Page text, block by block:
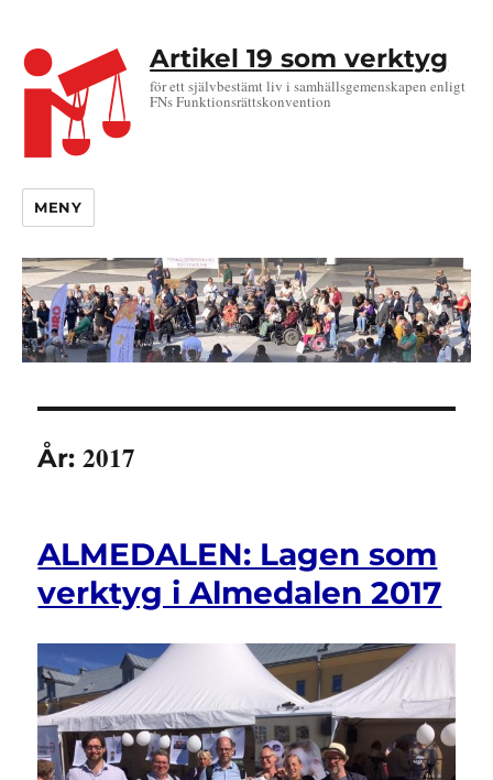
Artikel 19 som verktyg
för ett självbestämt liv i samhällsgemenskapen enligt
FNs Funktionsrättskonvention
MENY
År:2017
ALMEDALEN: Lagen som
verktyg i Almedalen 2017